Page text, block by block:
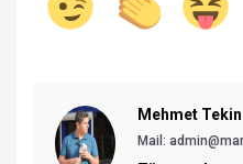
Mehmet Tekin
Mail: